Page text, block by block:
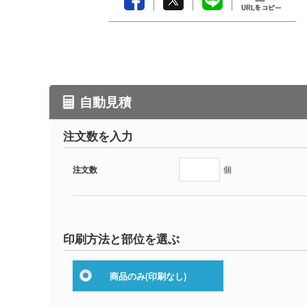
自動見積
注文数を入力
注文数 個
印刷方法と部位を選ぶ
商品のみ(印刷なし)